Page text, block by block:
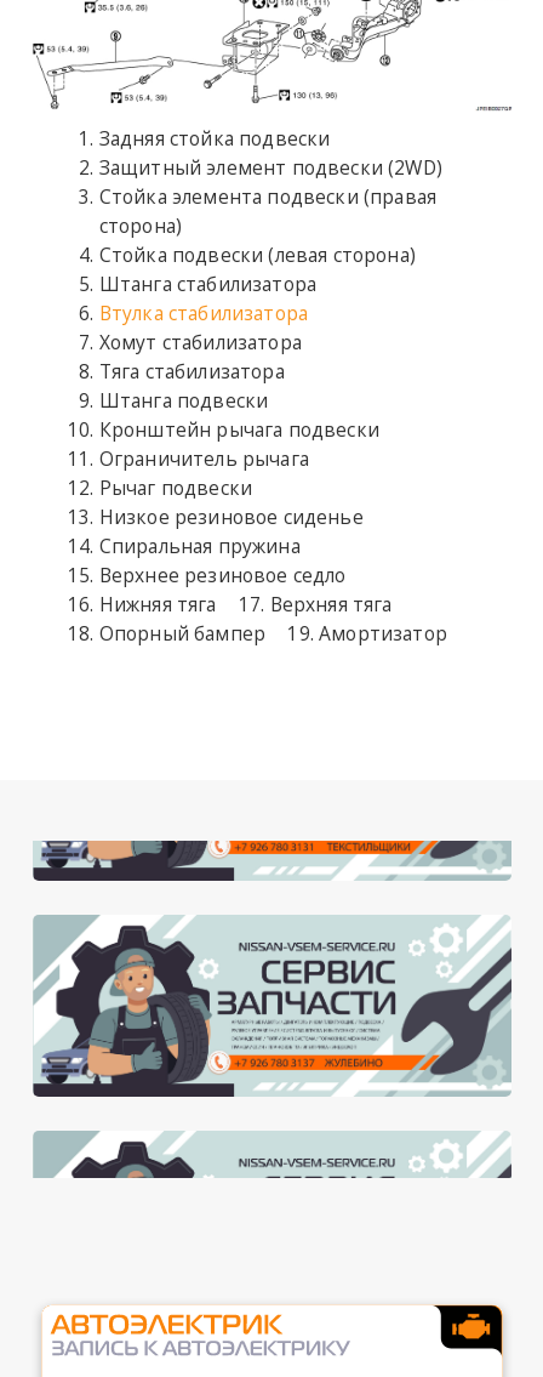
Задняя стойка подвески
Защитный элемент подвески (2WD)
Стойка элемента подвески (правая
сторона)
Стойка подвески (левая сторона)
Штанга стабилизатора
Втулка стабилизатора
Хомут стабилизатора
Тяга стабилизатора
Штанга подвески
Кронштейн рычага подвески
Ограничитель рычага
Рычаг подвески
Низкое резиновое сиденье
Спиральная пружина
Верхнее резиновое седло
Нижняя тяга
Верхняя тяга
Опорный бампер
Амортизатор